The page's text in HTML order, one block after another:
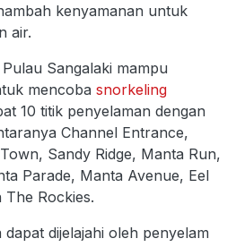
kenyamanan untuk
air.
Sangalaki mampu
mencoba snorkeling
10 titik penyelaman dengan
Channel Entrance,
Sandy Ridge, Manta Run,
Parade, Manta Avenue, Eel
The Rockies.
dijelajahi oleh penyelam